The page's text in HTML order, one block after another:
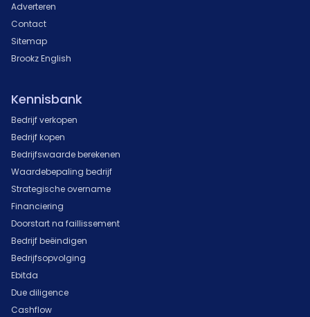
Adverteren
Contact
Sitemap
Brookz English
Kennisbank
Bedrijf verkopen
Bedrijf kopen
Bedrijfswaarde berekenen
Waardebepaling bedrijf
Strategische overname
Financiering
Doorstart na faillissement
Bedrijf beëindigen
Bedrijfsopvolging
Ebitda
Due diligence
Cashflow